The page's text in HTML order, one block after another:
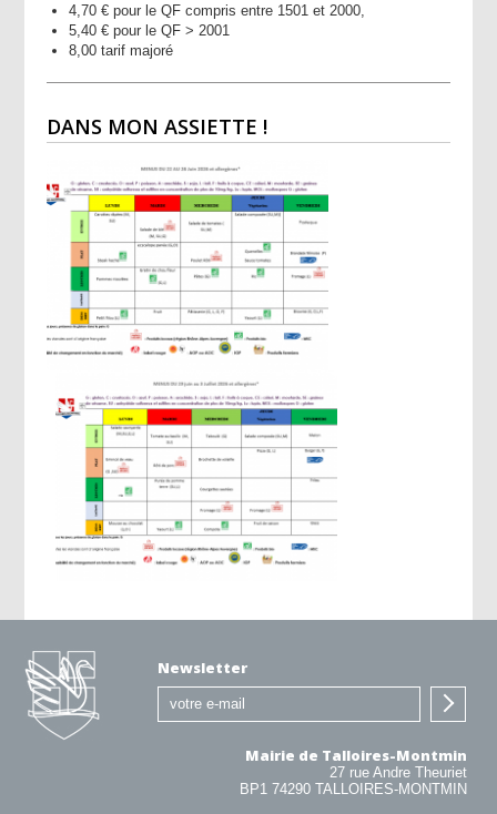
4,70 € pour le QF compris entre 1501 et 2000,
5,40 € pour le QF > 2001
8,00 tarif majoré
DANS MON ASSIETTE !
Newsletter
Mairie de Talloires-Montmin
27 rue Andre Theuriet
BP1 74290 TALLOIRES-MONTMIN